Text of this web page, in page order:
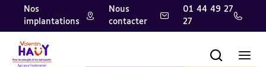
Aller
contenu
principal
Aller
pied
de
Aller
la
recherche
Nos
implantations
Nous
contacter
01 44 49 27
27